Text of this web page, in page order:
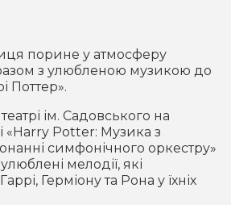
на нас у Telegram
порине у атмосферу
з улюбленою музикою до
Поттер».
ім. Садовського на
«Harry Potter: Музика з
симфонічного оркестру»
мелодії, які
Герміону та Рона у їхніх